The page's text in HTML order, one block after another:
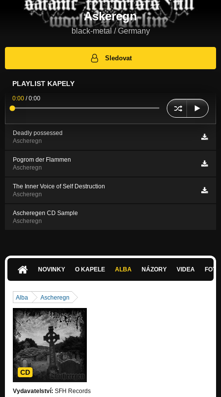
Askeregn
black-metal / Germany
Sledovat
PLAYLIST KAPELY
0:00 /0:00
Deadly possessed
Ascheregn
Pogrom der Flammen
Ascheregn
The Inner Voice of Self Destruction
Ascheregn
Ascheregen CD Sample
Ascheregn
NOVINKY O KAPELE ALBA NÁZORY VIDEA
Alba Ascheregn
CD
Vydavatelství: SFH Records